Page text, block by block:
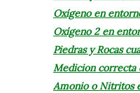
Oxígeno en
Oxígeno 2 en
Piedras y Rocas
Medicion correcta
Amonio o Nitritos